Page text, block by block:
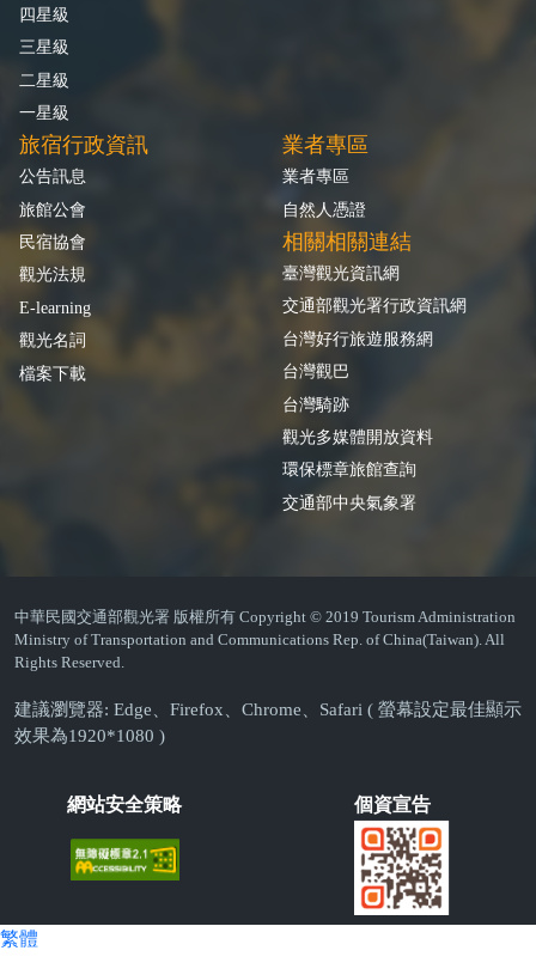
四星級
三星級
二星級
一星級
旅宿行政資訊
公告訊息
旅館公會
民宿協會
觀光法規
E-learning
觀光名詞
檔案下載
業者專區
業者專區
自然人憑證
相關相關連結
臺灣觀光資訊網
交通部觀光署行政資訊網
台灣好行旅遊服務網
台灣觀巴
台灣騎跡
觀光多媒體開放資料
環保標章旅館查詢
交通部中央氣象署
中華民國交通部觀光署 版權所有 Copyright © 2019 Tourism Administration
Ministry of Transportation and Communications Rep. of China(Taiwan). All
Rights Reserved.
建議瀏覽器: Edge、Firefox、Chrome、Safari ( 螢幕設定最佳顯示
效果為1920*1080 )
網站安全策略 個資宣告
繁體